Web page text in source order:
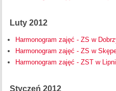
Luty 2012
Harmonogram zajęć - ZS w
Harmonogram zajęć - ZS w
Harmonogram zajęć - ZST w
Styczeń 2012